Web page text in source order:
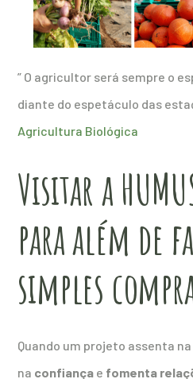
” O agricultor será sempre o
diante do espetáculo das
Agricultura Biológica
Visitar a
para além de
simples
Quando um projeto assenta na
na confiança e fomenta